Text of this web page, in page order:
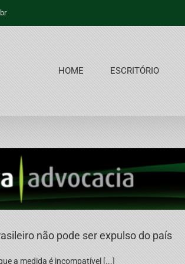
HOME ESCRITÓRIO
não pode ser expulso do país
a medida é incompatível [...]